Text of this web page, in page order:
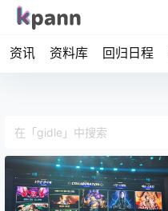
资讯 资料库 回归日程